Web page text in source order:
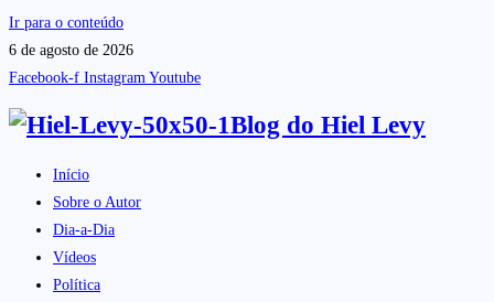
Ir para o conteúdo
6 de agosto de 2026
Facebook-f Instagram Youtube
Blog do Hiel Levy
Início
Sobre o Autor
Dia-a-Dia
Vídeos
Política